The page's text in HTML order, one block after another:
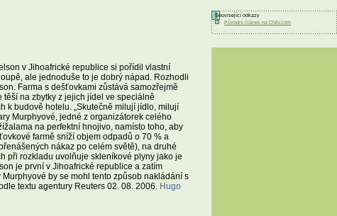
v Jihoafrické republice si pořídil vlastní
ale jednoduše to je dobrý nápad. Rozhodli
Farma s dešťovkami zůstává samozřejmě
na zbytky z jejich jídel ve speciálně
k budově hotelu. „Skutečně milují jídlo, milují
Murphyové, jedné z organizátorek celého
na perfektní hnojivo, namísto toho, aby
farmě sníží objem odpadů o 70 % a
nákaz po celém světě), na druhé
při rozkladu uvolňuje skleníkové plyny jako je
je první v Jihoafrické republice a zatím
by se mohl tento způsob nakládání s
textu agentury Reuters 02. 08. 2006. Hugo
Související odkazy
Původní článek na CNN.com